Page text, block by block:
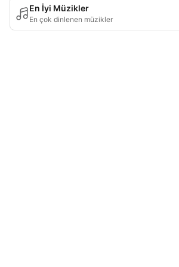
En İyi Müzikler
En çok dinlenen müzikler